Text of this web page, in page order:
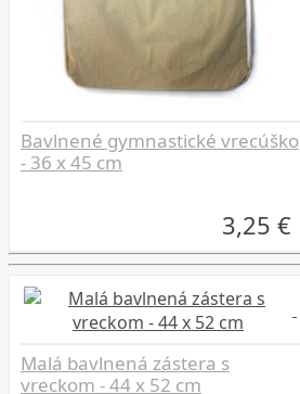
Bavlnené gymnastické vrecúško
- 36 x 45 cm
3,25 €
Malá bavlnená zástera s
vreckom - 44 x 52 cm